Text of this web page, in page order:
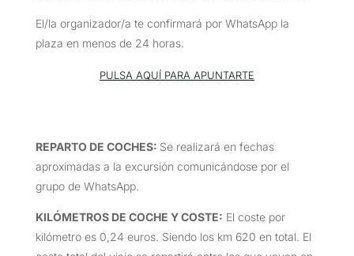
El/la organizador/a te confirmará por WhatsApp la
plaza en menos de 24 horas.
PULSA AQUÍ PARA APUNTARTE
REPARTO DE COCHES: Se realizará en fechas
aproximadas a la excursión comunicándose por el
grupo de WhatsApp.
KILÓMETROS DE COCHE Y COSTE: El coste por
kilómetro es 0,24 euros. Siendo los km 620 en total. El